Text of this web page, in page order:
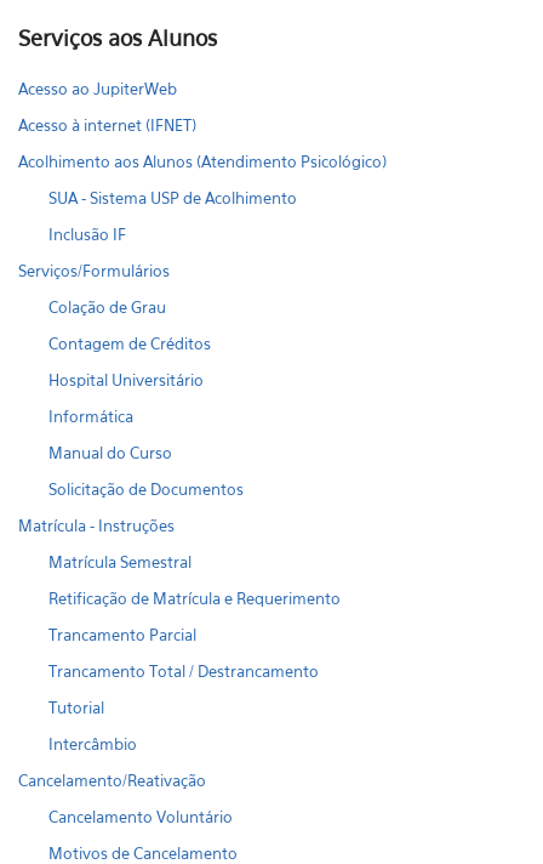
Serviços aos Alunos
Acesso ao JupiterWeb
Acesso à internet (IFNET)
Acolhimento aos Alunos (Atendimento Psicológico)
SUA - Sistema USP de Acolhimento
Inclusão IF
Serviços/Formulários
Colação de Grau
Contagem de Créditos
Hospital Universitário
Informática
Manual do Curso
Solicitação de Documentos
Matrícula - Instruções
Matrícula Semestral
Retificação de Matrícula e Requerimento
Trancamento Parcial
Trancamento Total / Destrancamento
Tutorial
Intercâmbio
Cancelamento/Reativação
Cancelamento Voluntário
Motivos de Cancelamento